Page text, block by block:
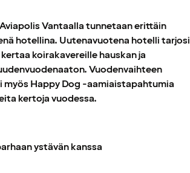
Vantaalla tunnetaan erittäin
hotellina. Uutenavuotena hotelli tarjosi
koirakavereille hauskan ja
Vuodenvaihteen
myös Happy Dog -aamiaistapahtumia
kertoja vuodessa.
ystävän kanssa